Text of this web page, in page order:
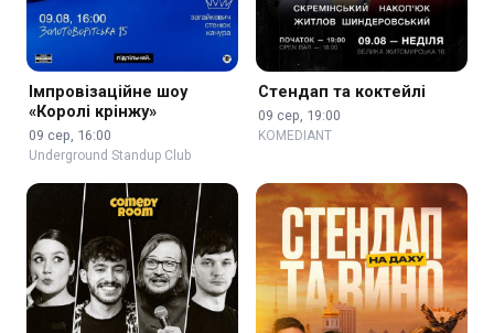
Імпровізаційне шоу
«Королі крінжу»
09 сер, 16:00
Underground Standup Club
Стендап та коктейлі
09 сер, 19:00
KOMEDIANT